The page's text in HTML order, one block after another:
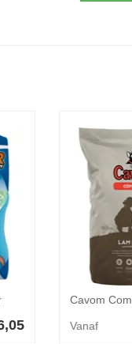
Vanaf